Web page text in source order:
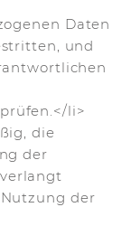
Daten
und
li>
die
der
der